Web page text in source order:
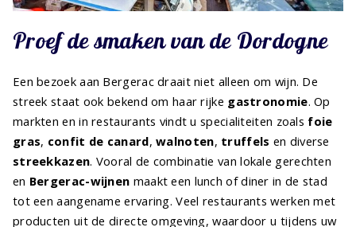
Proef de smaken van de Dordogne
Een bezoek aan Bergerac draait niet alleen om wijn. De
streek staat ook bekend om haar rijke gastronomie. Op
markten en in restaurants vindt u specialiteiten zoals foie
gras, confit de canard,walnoten, truffels en diverse
streekkazen. Vooral de combinatie van lokale gerechten
en Bergerac-wijnen maakt een lunch of diner in de stad
tot een aangename ervaring. Veel restaurants werken met
producten uit de directe omgeving, waardoor u tijdens uw